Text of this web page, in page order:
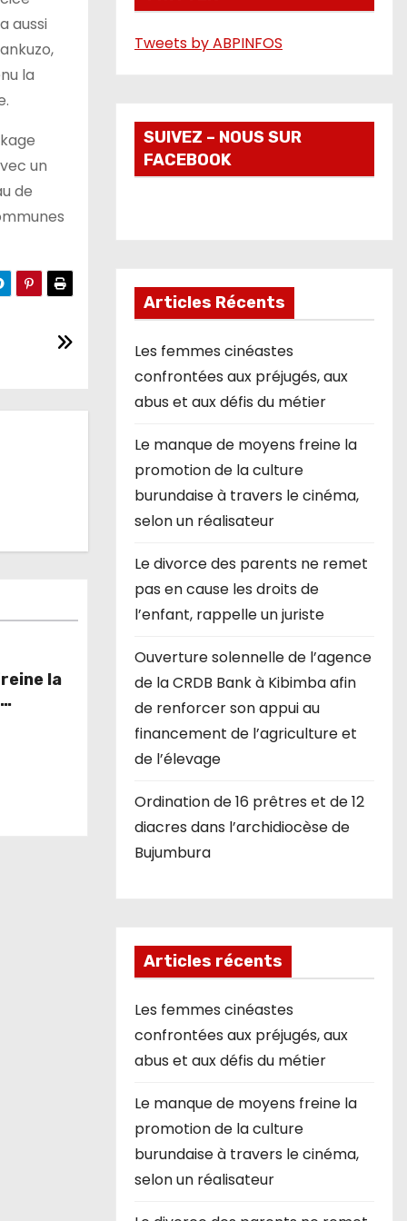
aussi
la
un
de
la
o
Tweets by ABPINFOS
SUIVEZ – NOUS SUR
FACEBOOK
Articles Récents
Les femmes cinéastes
confrontées aux préjugés, aux
abus et aux défis du métier
Le manque de moyens freine la
promotion de la culture
burundaise à travers le cinéma,
selon un réalisateur
Le divorce des parents ne remet
pas en cause les droits de
l’enfant, rappelle un juriste
Ouverture solennelle de l’agence
de la CRDB Bank à Kibimba afin
de renforcer son appui au
financement de l’agriculture et
de l’élevage
Ordination de 16 prêtres et de 12
diacres dans l’archidiocèse de
Bujumbura
Articles récents
Les femmes cinéastes
confrontées aux préjugés, aux
abus et aux défis du métier
Le manque de moyens freine la
promotion de la culture
burundaise à travers le cinéma,
selon un réalisateur